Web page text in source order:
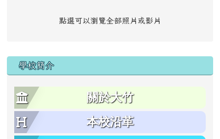
點選可以瀏覽全部照片或影片
學校簡介
關於大竹
本校沿革